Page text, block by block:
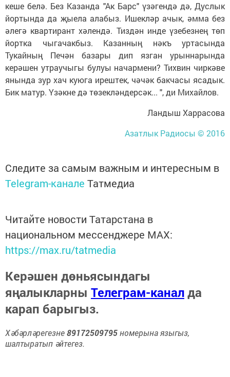
кеше белә. Без Казанда "Ак Барс" үзәгендә дә, Дуслык
йортында да җыела алабыз. Ишекләр ачык, әмма без
әлегә квартирант хәлендә. Тиздән инде үзебезнең төп
йортка чыгачакбыз. Казанның нәкъ уртасында
Тукайның Печән базары дип язган урыннарында
керәшен утраучыгы булуы начармени? Тихвин чиркәве
янында зур хач куюга ирештек, чәчәк бакчасы ясадык.
Бик матур. Үзәкне дә төзекләндерсәк... ", ди Михайлов.
Ландыш Харрасова
Азатлык Радиосы © 2016
Следите за самым важным и интересным в
Telegram-канале Татмедиа
Читайте новости Татарстана в
национальном мессенджере MАХ:
https://max.ru/tatmedia
Керәшен дөньясындагы
яңалыкларны Телеграм-каналда
карап барыгыз.
Хәбәрләрегезне89172509795номерына языгыз,
шалтыратып әйтегез.